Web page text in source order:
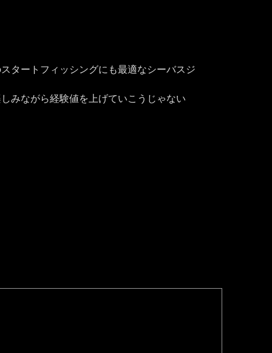
タートフィッシングにも最適なシーバスジ
みながら経験値を上げていこうじゃない